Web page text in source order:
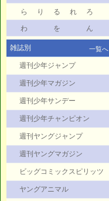
ら
り る れ
ろ
わ
を ん
雑誌別 一覧へ
週刊少年ジャンプ
週刊少年マガジン
週刊少年サンデー
週刊少年チャンピオン
週刊ヤングジャンプ
週刊ヤングマガジン
ビッグコミックスピリッツ
ヤングアニマル